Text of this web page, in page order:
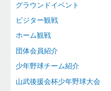
グラウンドイベント
ビジター観戦
ホーム観戦
団体会員紹介
少年野球チーム紹介
山武後援会杯少年野球大会